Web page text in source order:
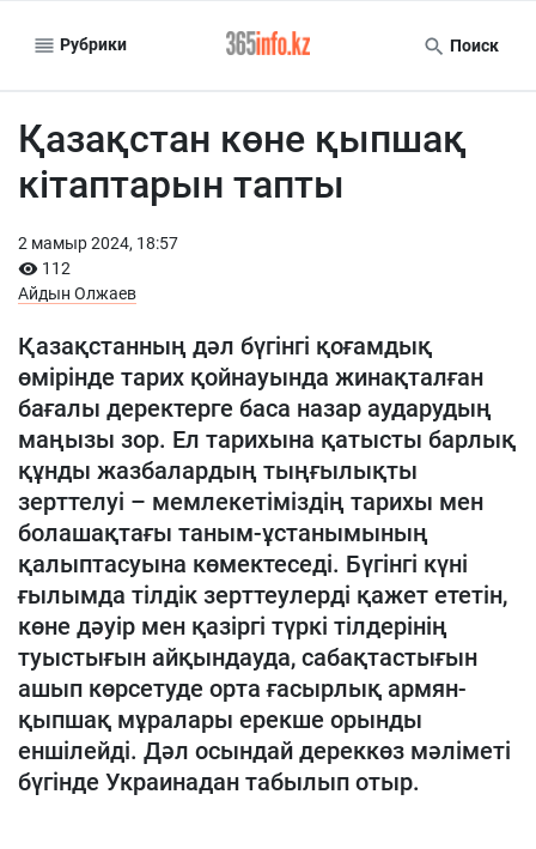
Рубрики Поиск
Қазақстан көне қыпшақ
кітаптарын тапты
2 мамыр 2024, 18:57
112
Айдын Олжаев
Қазақстанның дәл бүгінгі қоғамдық
өмірінде тарих қойнауында жинақталған
бағалы деректерге баса назар аударудың
маңызы зор. Ел тарихына қатысты барлық
құнды жазбалардың тыңғылықты
зерттелуі – мемлекетіміздің тарихы мен
болашақтағы таным-ұстанымының
қалыптасуына көмектеседі. Бүгінгі күні
ғылымда тілдік зерттеулерді қажет ететін,
көне дәуір мен қазіргі түркі тілдерінің
туыстығын айқындауда, сабақтастығын
ашып көрсетуде орта ғасырлық армян-
қыпшақ мұралары ерекше орынды
еншілейді. Дәл осындай дереккөз мәліметі
бүгінде Украинадан табылып отыр.